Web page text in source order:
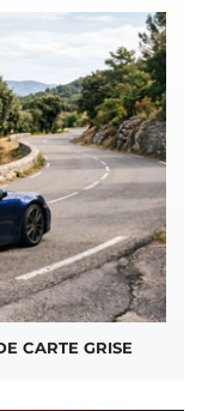
CARTE GRISE